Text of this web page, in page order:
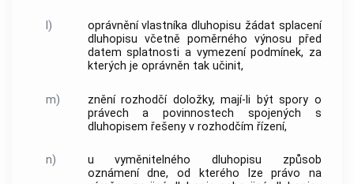
l)
oprávnění vlastníka dluhopisu žádat splacení
dluhopisu včetně poměrného výnosu před
datem splatnosti a vymezení podmínek, za
kterých je oprávněn tak učinit,
m)
znění rozhodčí doložky, mají-li být spory o
právech a povinnostech spojených s
dluhopisem řešeny v rozhodčím řízení,
n)
u vyměnitelného dluhopisu způsob
oznámení dne, od kterého lze právo na